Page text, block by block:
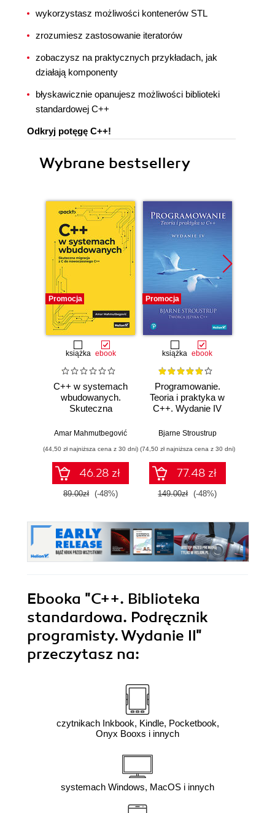
wykorzystasz możliwości kontenerów STL
zrozumiesz zastosowanie iteratorów
zobaczysz na praktycznych przykładach, jak
działają komponenty
błyskawicznie opanujesz możliwości biblioteki
standardowej C++
Odkryj potęgę C++!
Wybrane bestsellery
Promocja
książka ebook
C++ w systemach
wbudowanych.
Skuteczna
nowoczesnego
Amar Mahmutbegović
(44,50 zł najniższa cena z 30 dni)
46.28 zł
89.00zł (-48%)
Promocja
książka ebook
Programowanie.
Teoria i praktyka w
C++. Wydanie IV
Bjarne Stroustrup
(74,50 zł najniższa cena z 30 dni)
77.48 zł
149.00zł (-48%)
Ebooka "C++. Biblioteka
standardowa. Podręcznik
programisty. Wydanie II"
przeczytasz na:
czytnikach Inkbook, Kindle, Pocketbook,
Onyx Booxs i innych
systemach Windows, MacOS i innych